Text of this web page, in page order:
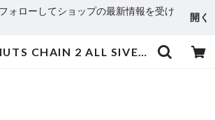
ォローしてショップの最新情報を受け
開く
PEANUTS CHAIN 2 ALL SIVER (ROUND OR SQUARE) 50cm | Peanuts&Co